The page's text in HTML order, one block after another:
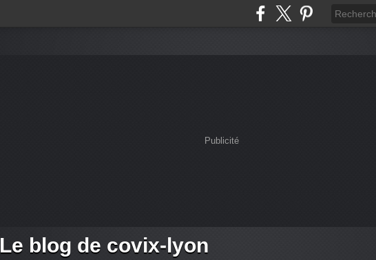
Publicité
Le blog de covix-lyon